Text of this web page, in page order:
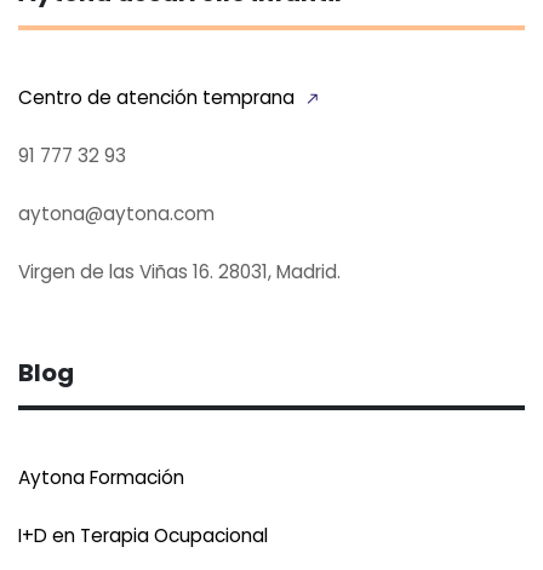
Centro de atención temprana
91 777 32 93
aytona@aytona.com
Virgen de las Viñas 16. 28031, Madrid.
Blog
Aytona Formación
I+D en Terapia Ocupacional